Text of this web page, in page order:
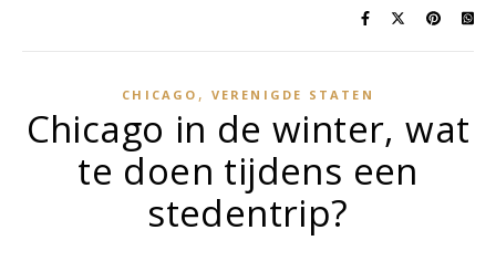
CHICAGO , VERENIGDE STATEN
Chicago in de winter, wat
te doen tijdens een
stedentrip?